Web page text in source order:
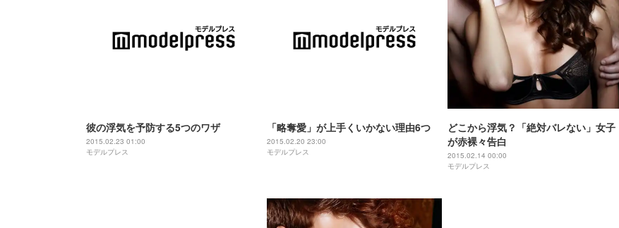
彼の浮気を予防する5つのワザ
2015.02.23 01:00
モデルプレス
「略奪愛」が上手くいかない理由6つ
2015.02.20 23:00
モデルプレス
どこから浮気？「絶対バレない」女子
が赤裸々告白
2015.02.14 00:00
モデルプレス